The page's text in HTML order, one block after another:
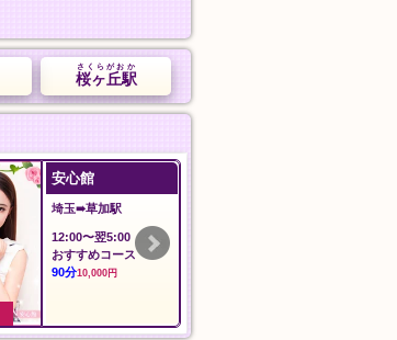
桜ヶ丘駅
さくらがおか
安心館
埼玉➠草加駅
12:00〜翌5:00
おすすめコース
90分10,000円